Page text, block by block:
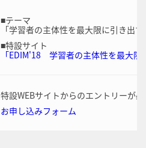
■テーマ
「学習者の主体性を最大限に引き出す
■特設サイト
「EDIM'18 学習者の主体性を最大限
特設WEBサイトからのエントリーが
お申し込みフォーム